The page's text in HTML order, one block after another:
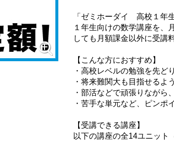
「ゼミホーダイ 高校１年
１年生向けの数学講座を、
しても月額課金以外に受講
【こんな方におすすめ】
・高校レベルの勉強を先ど
・将来難関大も目指せるよ
・部活などで頑張りながら
・苦手な単元など、ピンポ
【受講できる講座】
以下の講座の全14ユニット